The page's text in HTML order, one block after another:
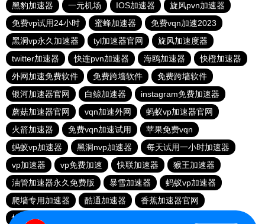
黑豹加速器
一元机场 IOS加速器
旋风pvn加速器
免费vp试用24小时
蜜蜂加速器
免费vqn加速2023
黑洞vp永久加速器
tyl加速器官网
旋风加速度器
twitter加速器
快连pvn加速器 海鸥加速器
快橙加速器
外网加速免费软件
免费跨墙软件
免费跨墙软件
银河加速器官网
白鲸加速器
instagram免费加速器
蘑菇加速器官网
vqn加速外网
蚂蚁vp加速器官网
火箭加速器
免费vqn加速试用
苹果免费vqn
蚂蚁vp加速器
黑洞nvp加速器
每天试用一小时加速器
vp加速器
vp免费加速 快联加速器
猴王加速器
油管加速器永久免费版
暴雪加速器
蚂蚁vp加速器
爬墙专用加速器
酷通加速器
香蕉加速器官网
快连vn破解版